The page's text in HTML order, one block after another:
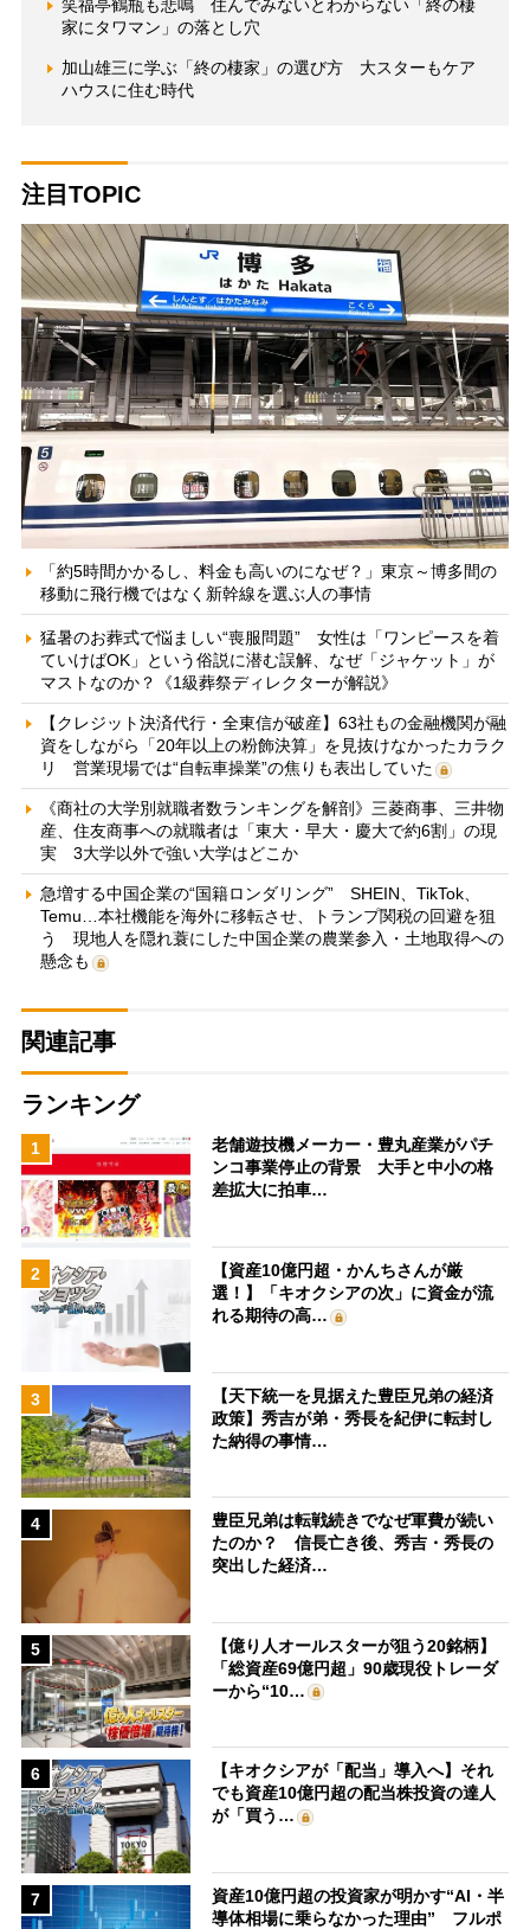
笑福亭鶴瓶も悲鳴 住んでみないとわからない「終の棲
家にタワマン」の落とし穴
加山雄三に学ぶ「終の棲家」の選び方 大スターもケア
ハウスに住む時代
注目TOPIC
「約5時間かかるし、料金も高いのになぜ？」東京～博多間の
移動に飛行機ではなく新幹線を選ぶ人の事情
猛暑のお葬式で悩ましい“喪服問題” 女性は「ワンピースを着
ていけばOK」という俗説に潜む誤解、なぜ「ジャケット」が
マストなのか？《1級葬祭ディレクターが解説》
【クレジット決済代行・全東信が破産】63社もの金融機関が融
資をしながら「20年以上の粉飾決算」を見抜けなかったカラク
リ 営業現場では“自転車操業”の焦りも表出していた
《商社の大学別就職者数ランキングを解剖》三菱商事、三井物
産、住友商事への就職者は「東大・早大・慶大で約6割」の現
実 3大学以外で強い大学はどこか
急増する中国企業の“国籍ロンダリング” SHEIN、TikTok、
Temu…本社機能を海外に移転させ、トランプ関税の回避を狙
う 現地人を隠れ蓑にした中国企業の農業参入・土地取得への
懸念も
関連記事
ランキング
1
老舗遊技機メーカー・豊丸産業がパチ
ンコ事業停止の背景 大手と中小の格
差拡大に拍車…
2
【資産10億円超・かんちさんが厳
選！】「キオクシアの次」に資金が流
れる期待の高…
3
【天下統一を見据えた豊臣兄弟の経済
政策】秀吉が弟・秀長を紀伊に転封し
た納得の事情…
4
豊臣兄弟は転戦続きでなぜ軍費が続い
たのか？ 信長亡き後、秀吉・秀長の
突出した経済…
5
【億り人オールスターが狙う20銘柄】
「総資産69億円超」90歳現役トレーダ
ーから“10…
6
【キオクシアが「配当」導入へ】それ
でも資産10億円超の配当株投資の達人
が「買う…
7
資産10億円超の投資家が明かす“AI・半
導体相場に乗らなかった理由” フルポ